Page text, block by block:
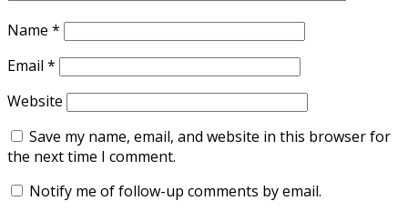
Name *
Email *
Website
Save my name, email, and website in this browser for
the next time I comment.
Notify me of follow-up comments by email.